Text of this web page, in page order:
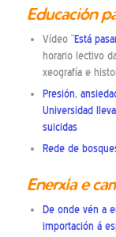
Educación
Vídeo “Está
horario lectivo
xeografía e
Presión,
Universidad
suicidas
Rede de
Enerxía e
De onde vén a
importación á